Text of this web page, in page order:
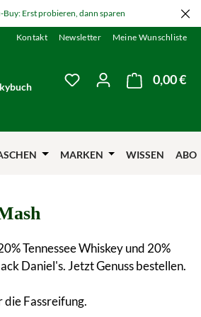
Erst probieren, dann sparen
Kontakt Newsletter Meine Wunschliste
Du hast 0 Produkte
0,00 €
MARKEN WISSEN ABO
Tennessee Whiskey und 20%
Daniel's. Jetzt Genuss bestellen.
die Fassreifung.